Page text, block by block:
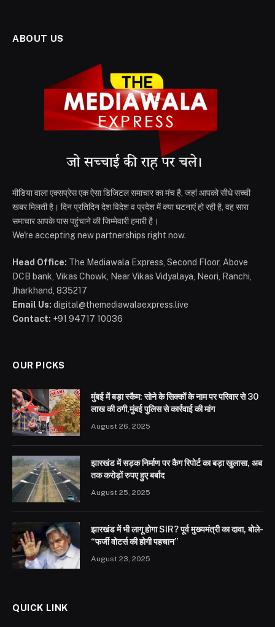
ABOUT US
मीडिया वाला एक्सप्रेस एक ऐसा डिजिटल समाचार का मंच है, जहां आपको सीधे सच्ची
खबर मिलती है। दिन प्रतिदिन देश विदेश व प्रदेश में क्या घटनाएं हो रही है, वह सारा
समाचार आपके पास पहुंचाने की जिम्मेवारी हमारी है।
We're accepting new partnerships right now.
Head Office: The Mediawala Express, Second Floor, Above
DCB bank, Vikas Chowk, Near Vikas Vidyalaya, Neori, Ranchi,
Jharkhand, 835217
Email Us: digital@themediawalaexpress.live
Contact: +91 94717 10036
OUR PICKS
मुंबई में बड़ा स्कैम: सोने के सिक्कों के नाम पर परिवार से 30
लाख की ठगी,मुंबई पुलिस से कार्रवाई की मांग
August 26, 2025
झारखंड में सड़क निर्माण पर कैग रिपोर्ट का बड़ा खुलासा, अब
तक करोड़ों रुपए हुए बर्बाद
August 25, 2025
झारखंड में भी लागू होगा SIR? पूर्व मुख्यमंत्री का दावा, बोले-
“फर्जी वोटर्स की होगी पहचान”
August 23, 2025
QUICK LINK